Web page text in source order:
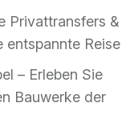
Privattransfers &
entspannte Reise
– Erleben Sie
Bauwerke der